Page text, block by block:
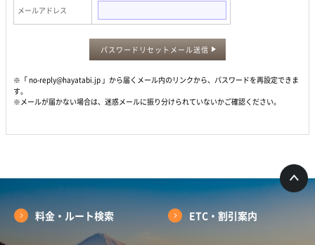
メールアドレス
パスワードリセットメール送信
※「 no-reply@hayatabi.jp 」から届くメール内のリンクから、パスワードを再設定できま
す。
※メールが届かない場合は、迷惑メールに振り分けられていないかご確認ください。
料金・ルート検索 ETC・割引案内